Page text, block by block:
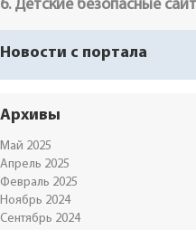
6. Детские безопасные
Новости с портала
Архивы
Май 2025
Апрель 2025
Февраль 2025
Ноябрь 2024
Сентябрь 2024